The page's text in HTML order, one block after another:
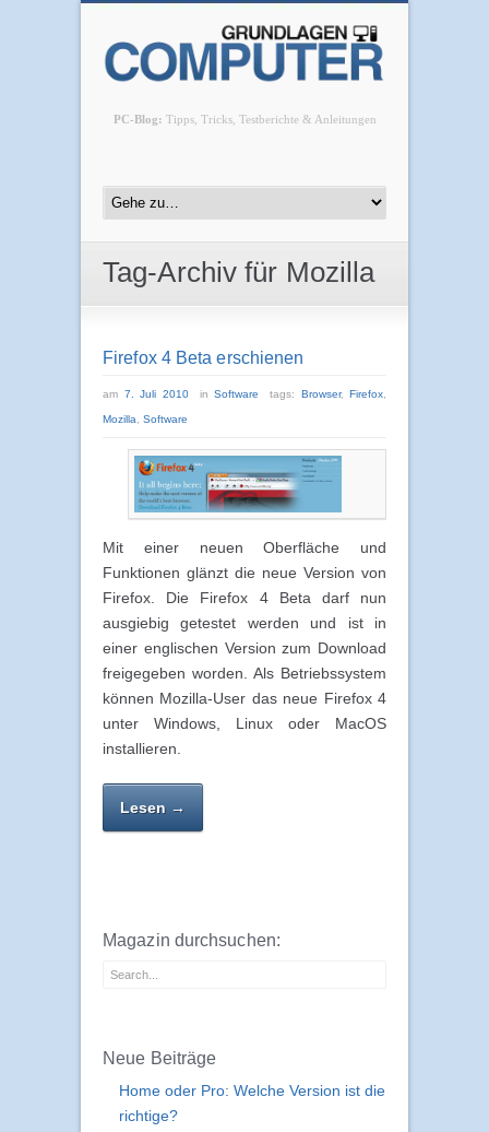
PC-Blog: Tipps, Tricks, Testberichte & Anleitungen
Tag-Archiv für Mozilla
Firefox 4 Beta erschienen
am 7. Juli 2010 in Software tags: Browser, Firefox
Mozilla Software
Mit einer neuen Oberfläche und
Funktionen glänzt die neue Version von
Firefox. Die Firefox 4 Beta darf nun
ausgiebig getestet werden und ist in
einer englischen Version zum Download
freigegeben worden. Als Betriebssystem
können Mozilla-User das neue Firefox 4
unter Windows, Linux oder MacOS
installieren.
Lesen →
Magazin durchsuchen:
Neue Beiträge
Home oder Pro: Welche Version ist die
richtige?